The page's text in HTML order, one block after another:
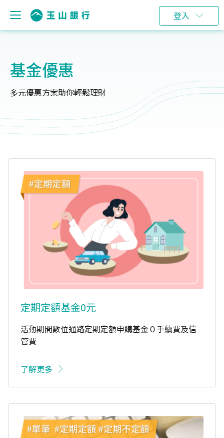
登入
基金優惠
多元優惠方案助你輕鬆理財
定期定額基金0元
活動期間數位通路定期定額申購基金０手續費及信
管費
了解更多